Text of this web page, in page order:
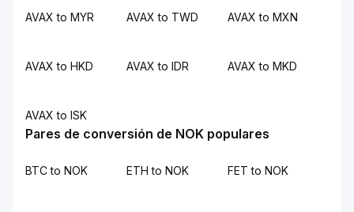
AVAX to MYR AVAX to TWD AVAX to MXN
AVAX to HKD AVAX to IDR AVAX to MKD
AVAX to ISK
Pares de conversión de NOK populares
BTC to NOK ETH to NOK FET to NOK